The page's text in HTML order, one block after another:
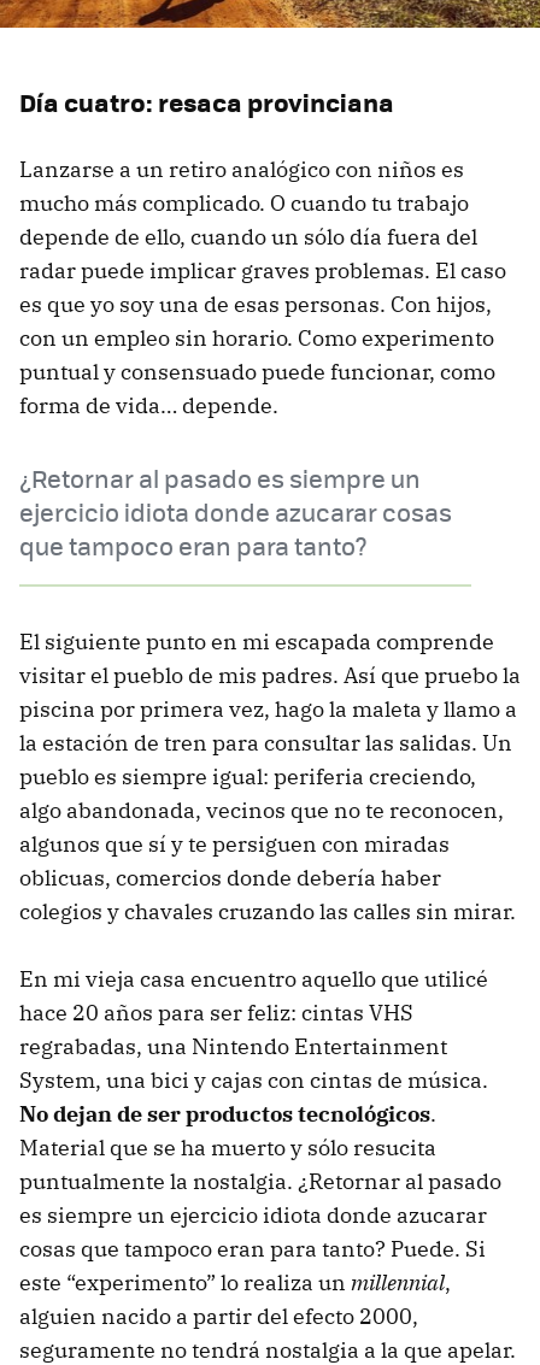
Día cuatro: resaca provinciana
Lanzarse a un retiro analógico con niños es
mucho más complicado. O cuando tu trabajo
depende de ello, cuando un sólo día fuera del
radar puede implicar graves problemas. El caso
es que yo soy una de esas personas. Con hijos,
con un empleo sin horario. Como experimento
puntual y consensuado puede funcionar, como
forma de vida… depende.
¿Retornar al pasado es siempre un
ejercicio idiota donde azucarar cosas
que tampoco eran para tanto?
El siguiente punto en mi escapada comprende
visitar el pueblo de mis padres. Así que pruebo la
piscina por primera vez, hago la maleta y llamo a
la estación de tren para consultar las salidas. Un
pueblo es siempre igual: periferia creciendo,
algo abandonada, vecinos que no te reconocen,
algunos que sí y te persiguen con miradas
oblicuas, comercios donde debería haber
colegios y chavales cruzando las calles sin mirar.
En mi vieja casa encuentro aquello que utilicé
hace 20 años para ser feliz: cintas VHS
regrabadas, una Nintendo Entertainment
System, una bici y cajas con cintas de música.
No dejan de ser productos tecnológicos.
Material que se ha muerto y sólo resucita
puntualmente la nostalgia. ¿Retornar al pasado
es siempre un ejercicio idiota donde azucarar
cosas que tampoco eran para tanto? Puede. Si
este “experimento” lo realiza un millennial,
alguien nacido a partir del efecto 2000,
seguramente no tendrá nostalgia a la que apelar.